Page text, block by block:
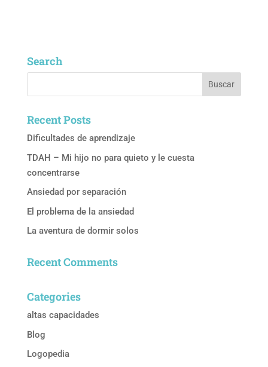
Search
Recent Posts
Dificultades de aprendizaje
TDAH – Mi hijo no para quieto y le cuesta
concentrarse
Ansiedad por separación
El problema de la ansiedad
La aventura de dormir solos
Recent Comments
Categories
altas capacidades
Blog
Logopedia